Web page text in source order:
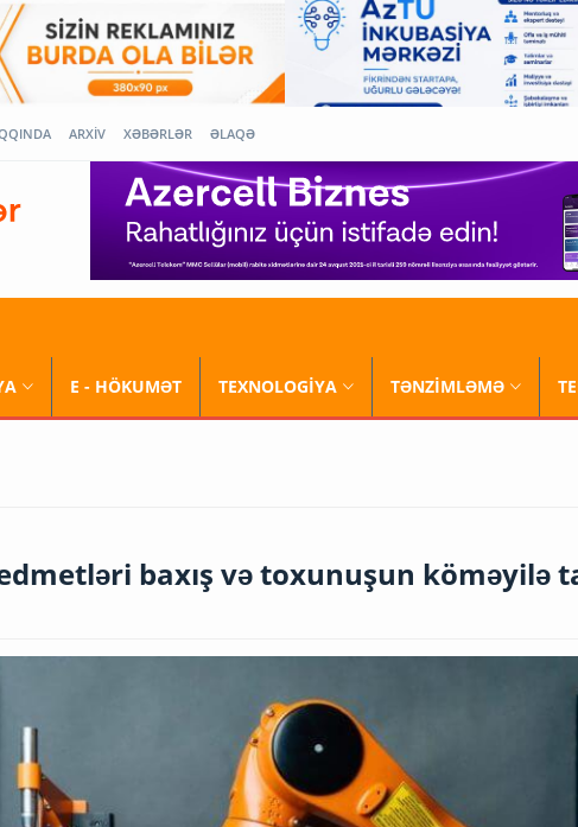
ARXİV XƏBƏRLƏR ƏLAQƏ
E - HÖKUMƏT TEXNOLOGİYA TƏNZİMLƏMƏ
baxış və toxunuşun köməyilə